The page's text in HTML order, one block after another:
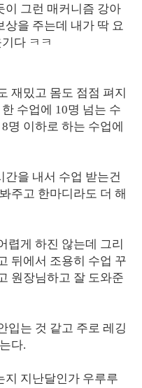
이 그런 매커니즘 강아
상을 주는데 내가 딱 요
다 ㅋㅋ
재밌고 몸도 점점 펴지
수업에 10명 넘는 수
명 이하로 하는 수업에
을 내서 수업 받는건
주고 한마디라도 더 해
렵게 하진 않는데 그리
뒤에서 조용히 수업 꾸
원장님하고 잘 도와준
입는 것 같고 주로 레깅
다.
지 지난달인가 우루루